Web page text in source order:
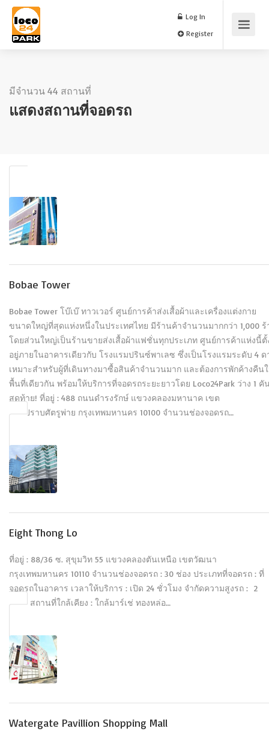
Log In
มีจำนวน 44 สถานที่
แสดงสถานที่จอดรถ
Bobae Tower
Bobae Tower โบ๊เบ๊ ทาวเวอร์ ศูนย์การค้าส่งเสื้อผ้าและเครื่องแต่งกาย
ขนาดใหญ่ที่สุดแห่งหนึ่งในประเทศไทย มีร้านค้าจำนวนมากกว่า 1,000 ร้
โดยส่วนใหญ่เป็นร้านขายส่งเสื้อผ้าแฟชั่นทุกประเภท ศูนย์การค้าแห่งนี้ตั้
อยู่ภายในอาคารเดียวกับ โรงแรมปรินซ์พาเลซ ซึ่งเป็นโรงแรมระดับ 4 ด
เหมาะสำหรับผู้ที่เดินทางมาซื้อสินค้าจำนวนมาก และต้องการพักค้างคืน
พื้นที่เดียวกัน พร้อมให้บริการที่จอดรถระยะยาวโดย Loco24Park ว่าง 1 คั
สุดท้าย! ที่อยู่ : 488 ถนนดำรงรักษ์ แขวงคลองมหานาค เขต
ป้อมปราบศัตรูพ่าย กรุงเทพมหานคร 10100 จำนวนช่องจอดรถ…
Eight Thong Lo
ที่อยู่ : 88/36 ซ. สุขุมวิท 55 แขวงคลองตันเหนือ เขตวัฒนา
กรุงเทพมหานคร 10110 จำนวนช่องจอดรถ : 30 ช่อง ประเภทที่จอดรถ : ที่
จอดรถในอาคาร เวลาให้บริการ : เปิด 24 ชั่วโมง จำกัดความสูงรถ : 2
เมตร สถานที่ใกล้เคียง : ใกล้มาร์เช่ ทองหล่อ…
Watergate Pavillion Shopping Mall